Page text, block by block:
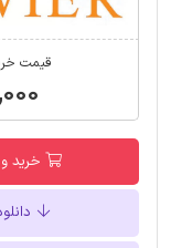
قیمت
خرید